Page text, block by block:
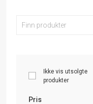
Ikke vis utsolgte
produkter
Pris